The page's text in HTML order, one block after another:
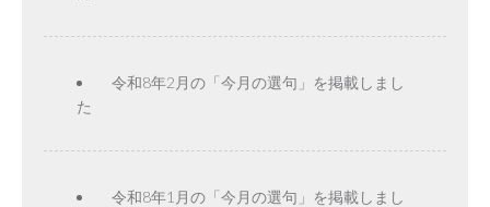
令和8年2月の「今月の選句」を掲載しまし
た
令和8年1月の「今月の選句」を掲載しまし